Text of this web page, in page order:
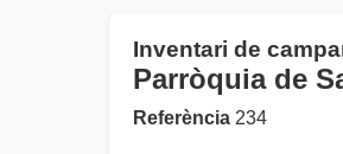
Inventari de
Parròquia de
Referència 234